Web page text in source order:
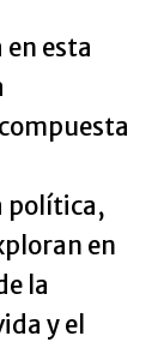
esta
política,
en
la
y el